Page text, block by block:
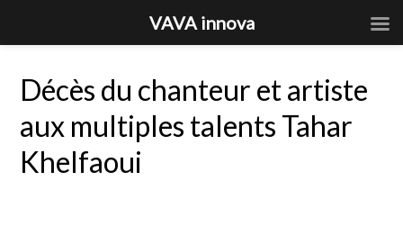
Décès du chanteur et artiste
aux multiples talents Tahar
Khelfaoui
VAVA innova